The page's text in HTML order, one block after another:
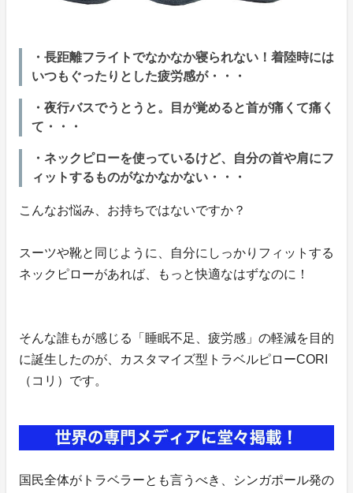
・長距離フライトでなかなか寝られない！着陸時には
いつもぐったりとした疲労感が・・・
・夜行バスでうとうと。目が覚めると首が痛くて痛く
て・・・
・ネックピローを使っているけど、自分の首や肩にフ
ィットするものがなかなかない・・・
こんなお悩み、お持ちではないですか？
スーツや靴と同じように、自分にしっかりフィットする
ネックピローがあれば、もっと快適なはずなのに！
そんな誰もが感じる「睡眠不足、疲労感」の軽減を目的
に誕生したのが、カスタマイズ型トラベルピローCORI
（コリ）です。
国民全体がトラベラーとも言うべき、シンガポール発の